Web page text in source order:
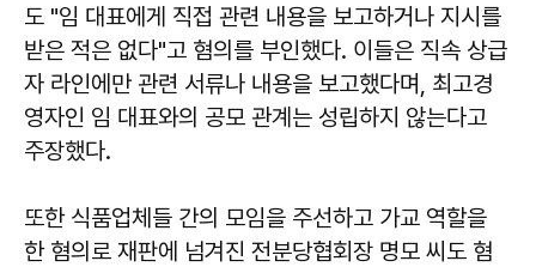
도 "임 대표에게 직접 관련 내용을 보고하거나 지시를
받은 적은 없다"고 혐의를 부인했다. 이들은 직속 상급
자 라인에만 관련 서류나 내용을 보고했다며, 최고경
영자인 임 대표와의 공모 관계는 성립하지 않는다고
주장했다.
또한 식품업체들 간의 모임을 주선하고 가교 역할을
한 혐의로 재판에 넘겨진 전분당협회장 명모 씨도 혐